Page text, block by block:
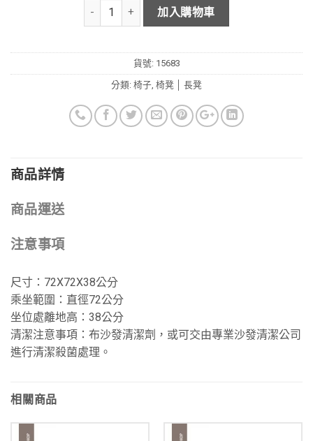
加入購物車
貨號: 15683
分類: 椅子 椅凳 │ 長凳
商品詳情
商品運送
注意事項
尺寸：72X72X38公分
乘坐範圍：直徑72公分
坐位處離地高：38公分
清潔注意事項：布沙發清潔劑，或可交由專業沙發清潔公司
進行清潔殺菌處理。
相關商品